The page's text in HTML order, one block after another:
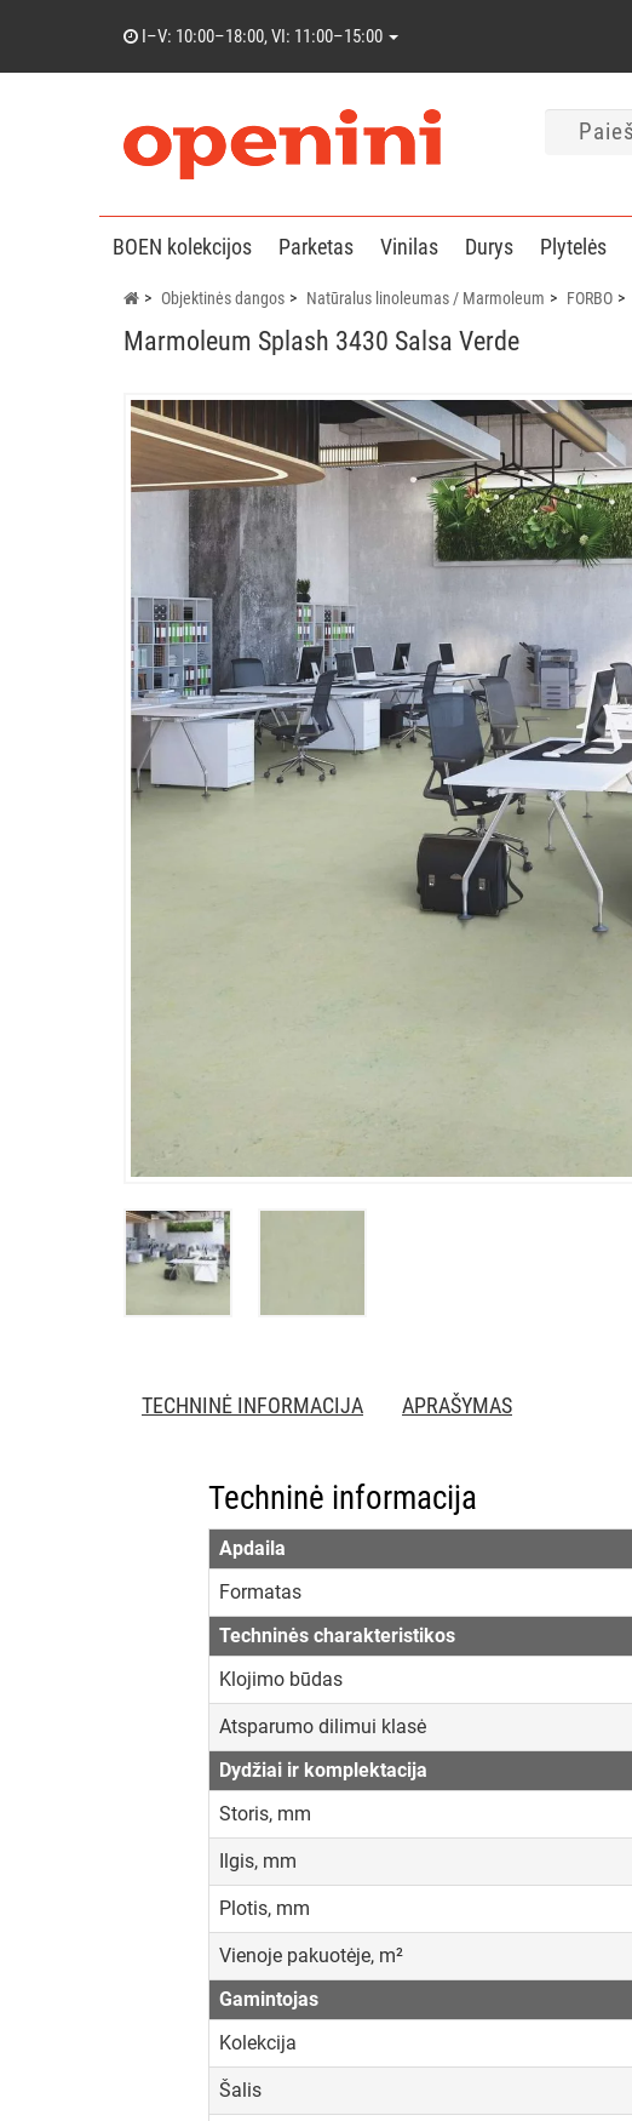
I–V: 10:00–18:00, VI: 11:00–15:00
BOEN kolekcijos Parketas Vinilas Durys Plytelės
Objektinės dangos Natūralus linoleumas / Marmoleum FORBO
Marmoleum Splash 3430 Salsa Verde
TECHNINĖ INFORMACIJA APRAŠYMAS
Techninė informacija
Apdaila
Formatas
Techninės charakteristikos
Klojimo būdas
Atsparumo dilimui klasė
Dydžiai ir komplektacija
Storis, mm
Ilgis, mm
Plotis, mm
Vienoje pakuotėje, m²
Gamintojas
Kolekcija
Šalis